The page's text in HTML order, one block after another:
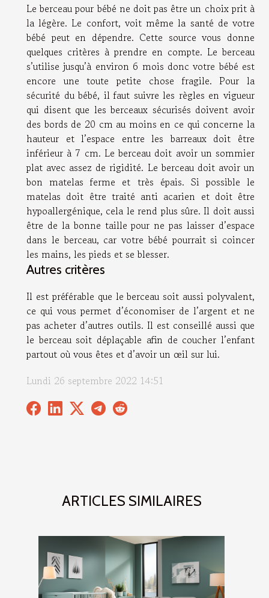
ARTICLES SIMILAIRES
Le berceau pour bébé ne doit pas être un choix prit à
la légère. Le confort, voit même la santé de votre
bébé peut en dépendre. Cette source vous donne
quelques critères à prendre en compte. Le berceau
s’utilise jusqu’à environ 6 mois donc votre bébé est
encore une toute petite chose fragile. Pour la
sécurité du bébé, il faut suivre les règles en vigueur
qui disent que les berceaux sécurisés doivent avoir
des bords de 20 cm au moins en ce qui concerne la
hauteur et l’espace entre les barreaux doit être
inférieur à 7 cm. Le berceau doit avoir un sommier
plat avec assez de rigidité. Le berceau doit avoir un
bon matelas ferme et très épais. Si possible le
matelas doit être traité anti acarien et doit être
hypoallergénique, cela le rend plus sûre. Il doit aussi
être de la bonne taille pour ne pas laisser d’espace
dans le berceau, car votre bébé pourrait si coincer
les mains, les pieds et se blesser.
Autres critères
Il est préférable que le berceau soit aussi polyvalent,
ce qui vous permet d’économiser de l’argent et ne
pas acheter d’autres outils. Il est conseillé aussi que
le berceau soit déplaçable afin de coucher l’enfant
partout où vous êtes et d’avoir un œil sur lui.
Lundi 26 septembre 2022 14:51